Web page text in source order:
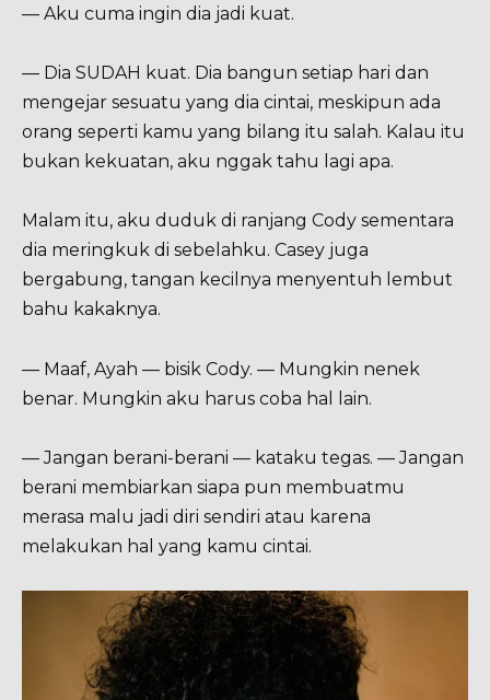
— Aku cuma ingin dia jadi kuat.
— Dia SUDAH kuat. Dia bangun setiap hari dan
mengejar sesuatu yang dia cintai, meskipun ada
orang seperti kamu yang bilang itu salah. Kalau itu
bukan kekuatan, aku nggak tahu lagi apa.
Malam itu, aku duduk di ranjang Cody sementara
dia meringkuk di sebelahku. Casey juga
bergabung, tangan kecilnya menyentuh lembut
bahu kakaknya.
— Maaf, Ayah — bisik Cody. — Mungkin nenek
benar. Mungkin aku harus coba hal lain.
— Jangan berani-berani — kataku tegas. — Jangan
berani membiarkan siapa pun membuatmu
merasa malu jadi diri sendiri atau karena
melakukan hal yang kamu cintai.